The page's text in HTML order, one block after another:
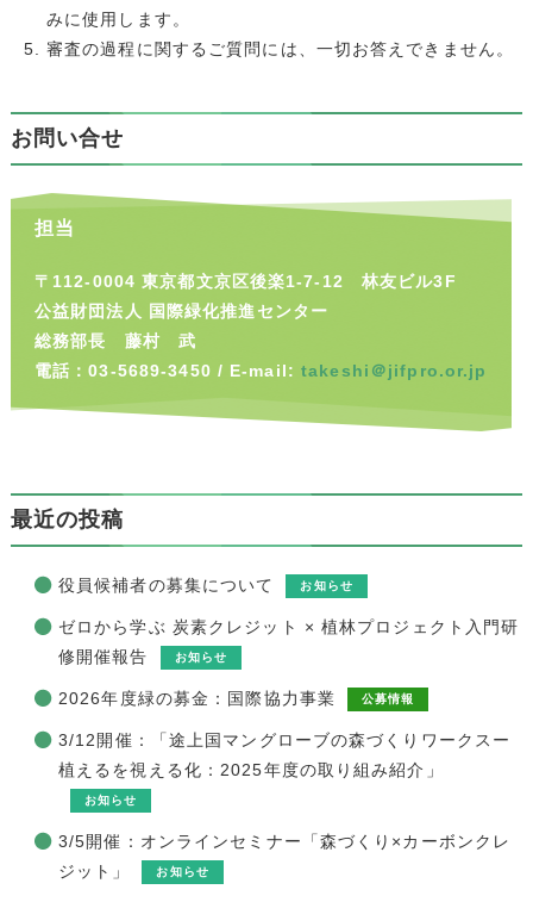
みに使用します。
審査の過程に関するご質問には、一切お答えできません。
お問い合せ
担当
〒112-0004 東京都文京区後楽1-7-12 林友ビル3F
公益財団法人 国際緑化推進センター
総務部長 藤村 武
電話：03-5689-3450 / E-mail:takeshi＠jifpro.or.jp
最近の投稿
役員候補者の募集について お知らせ
ゼロから学ぶ 炭素クレジット × 植林プロジェクト入門研
修開催報告
お知らせ
2026年度緑の募金：国際協力事業 公募情報
3/12開催：「途上国マングローブの森づくりワークスー
植えるを視える化：2025年度の取り組み紹介」
お知らせ
3/5開催：オンラインセミナー「森づくり×カーボンクレ
ジット」
お知らせ